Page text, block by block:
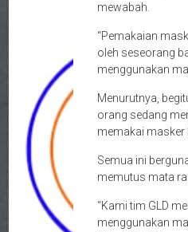
mewabah.
“Pemakaian
oleh seseorang
menggunakan
Menurutnya,
orang sedang
memakai masker
Semua ini
memutus mata
“Kami tim GLD
menggunakan